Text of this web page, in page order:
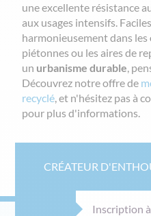
une excellente résistance
aux usages intensifs.
harmonieusement dans les
piétonnes ou les aires de
un urbanisme durable,
Découvrez notre offre de
recyclé, et n'hésitez pas à
pour plus d'informations.
CRÉATEUR
Inscription